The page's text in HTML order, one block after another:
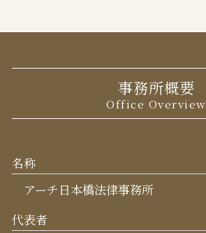
事務所概要
Office Overview
名称
アーチ日本橋法律事務所
代表者